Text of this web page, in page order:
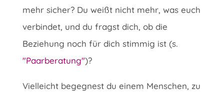
mehr sicher? Du weißt nicht mehr, was euch
verbindet, und du fragst dich, ob die
Beziehung noch für dich stimmig ist (s.
"Paarberatung")?
Vielleicht begegnest du einem Menschen, zu